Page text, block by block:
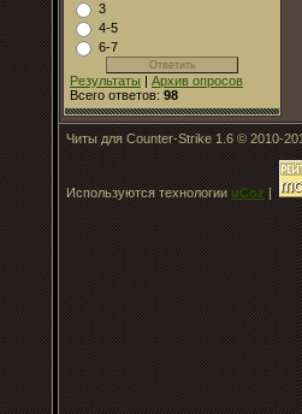
3
4-5
6-7
Результаты | Архив опросов
Всего ответов: 98
Читы для Counter-Strike 1.6 © 2010-
Используются технологииuCoz |